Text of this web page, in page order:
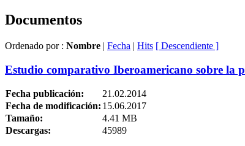
Documentos
Ordenado por : Nombre | Fecha | Hits [ Descendiente ]
Estudio comparativo Iberoamericano sobre la
Fecha publicación:
21.02.2014
Fecha de modificación: 15.06.2017
Tamaño:
4.41 MB
Descargas:
45989